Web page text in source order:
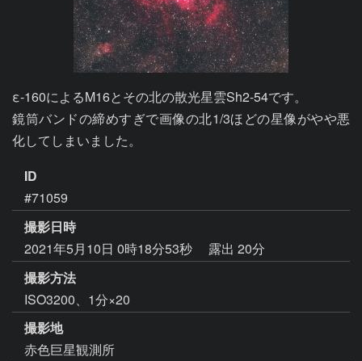
ε-160によるM16とその北の散光星雲Sh2-54です。
鏡筒バンドの締めすぎで画像の北1/3ほどの星像がやや悪
化してしまいました。
ID
#71059
撮影日時
2021年5月10日 0時18分53秒
露出 20分
撮影方法
ISO3200、1分×20
撮影地
赤色巨星観測所